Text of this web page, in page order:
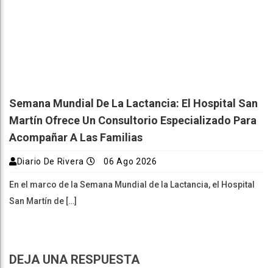
Semana Mundial De La Lactancia: El Hospital San
Martín Ofrece Un Consultorio Especializado Para
Acompañar A Las Familias
Diario De Rivera 06 Ago 2026
En el marco de la Semana Mundial de la Lactancia, el Hospital
San Martín de […]
DEJA UNA RESPUESTA